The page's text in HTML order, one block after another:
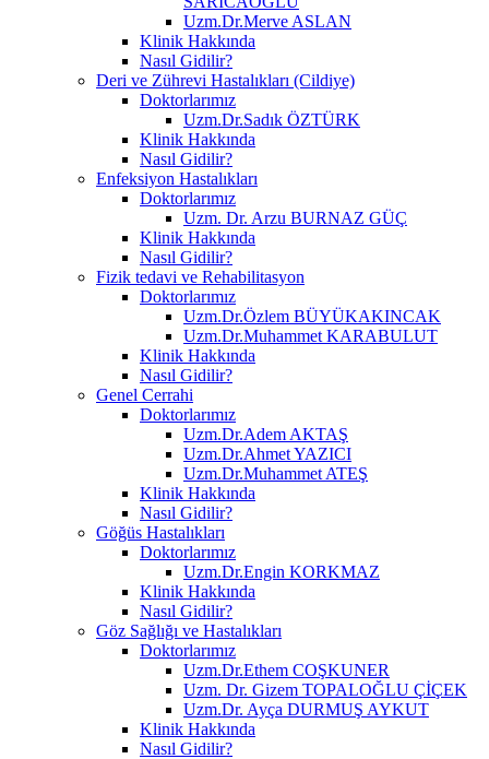
Uzm.Dr.Merve ASLAN
Klinik Hakkında
Nasıl Gidilir?
Deri ve Zührevi Hastalıkları (Cildiye)
Doktorlarımız
Uzm.Dr.Sadık ÖZTÜRK
Klinik Hakkında
Nasıl Gidilir?
Enfeksiyon Hastalıkları
Doktorlarımız
Uzm. Dr. Arzu BURNAZ GÜÇ
Klinik Hakkında
Nasıl Gidilir?
Fizik tedavi ve Rehabilitasyon
Doktorlarımız
Uzm.Dr.Özlem BÜYÜKAKINCAK
Uzm.Dr.Muhammet KARABULUT
Klinik Hakkında
Nasıl Gidilir?
Genel Cerrahi
Doktorlarımız
Uzm.Dr.Adem AKTAŞ
Uzm.Dr.Ahmet YAZICI
Uzm.Dr.Muhammet ATEŞ
Klinik Hakkında
Nasıl Gidilir?
Göğüs Hastalıkları
Doktorlarımız
Uzm.Dr.Engin KORKMAZ
Klinik Hakkında
Nasıl Gidilir?
Göz Sağlığı ve Hastalıkları
Doktorlarımız
Uzm.Dr.Ethem COŞKUNER
Uzm. Dr. Gizem TOPALOĞLU ÇİÇEK
Uzm.Dr. Ayça DURMUŞ AYKUT
Klinik Hakkında
Nasıl Gidilir?